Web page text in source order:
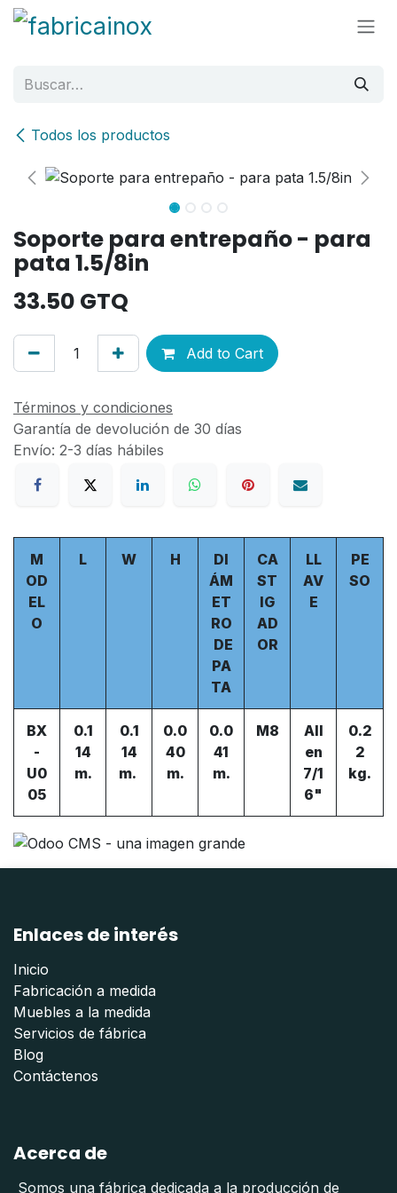
Ir al contenido
Todos los productos
Soporte para entrepaño - para
pata 1.5/8in
33.50 GTQ
Add to Cart
Términos y condiciones
Garantía de devolución de 30 días
Envío: 2-3 días hábiles
M
OD
EL
O
L W H
DI
ÁM
ET
RO
DE
PA
TA
CA
ST
IG
AD
OR
LL
AV
E
PE
SO
BX
-
U0
05
0.1
14
m.
0.1
14
m.
0.0
40
m.
0.0
41
m.
M8
All
en
7/1
6"
0.2
2
kg.
Enlaces de interés
Inicio
Fabricación a medida
Muebles a la medida
Servicios de fábrica
Blog
Contáctenos
Acerca de
Somos una fábrica dedicada a la producción de